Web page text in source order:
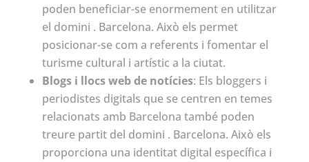
poden beneficiar-se enormement en utilitzar
el domini . Barcelona. Això els permet
posicionar-se com a referents i fomentar el
turisme cultural i artístic a la ciutat.
Blogs i llocs web de notícies: Els bloggers i
periodistes digitals que se centren en temes
relacionats amb Barcelona també poden
treure partit del domini . Barcelona. Això els
proporciona una identitat digital específica i